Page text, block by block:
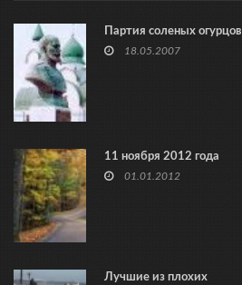
Партия соленых огурцов
18.05.2007
11 ноября 2012 года
01.01.2012
Лучшие из плохих